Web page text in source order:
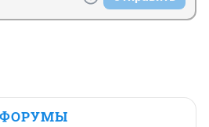
ФОРУМЫ